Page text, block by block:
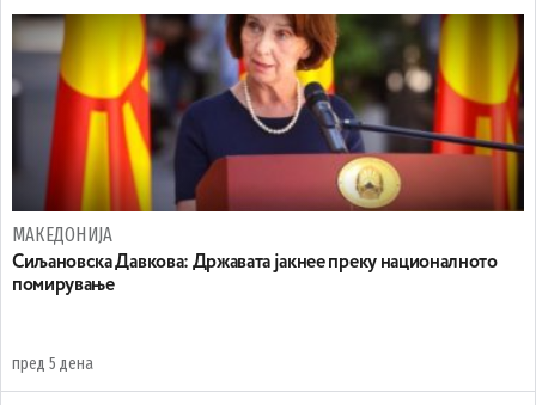
МАКЕДОНИЈА
Сиљановска Давкова: Државата јакнее преку националното
помирување
пред 5 дена